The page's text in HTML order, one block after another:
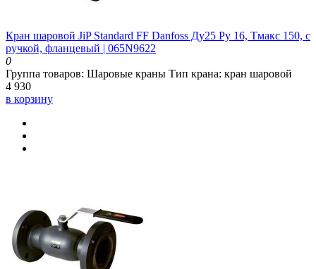
Кран шаровой JiP Standard FF Danfoss Ду25 Ру 16, Тмакс 150, с
ручкой, фланцевый | 065N9622
0
Группа товаров: Шаровые краны Тип крана: кран шаровой
4 930
в корзину